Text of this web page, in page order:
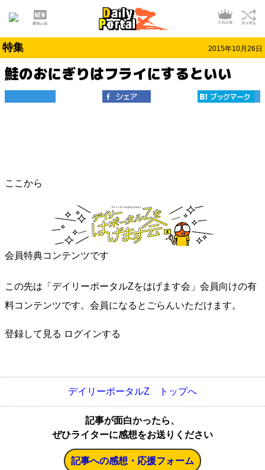
特集 2015年10月26日
鮭のおにぎりはフライにするといい
ここから
会員特典コンテンツです
この先は「デイリーポータルZをはげます会」会員向けの有
料コンテンツです。会員になるとごらんいただけます。
登録して見る ログインする
デイリーポータルZ トップへ
記事が面白かったら、
ぜひライターに感想をお送りください
記事への感想・応援フォーム